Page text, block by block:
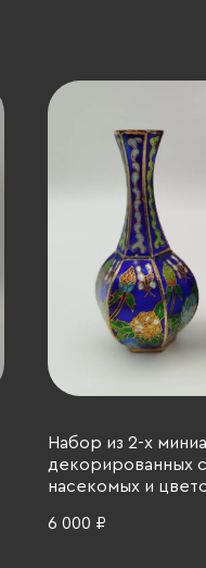
Набор из 2-х
декорированных
насекомых и
(клуазоне), 1990-
6 000 ₽